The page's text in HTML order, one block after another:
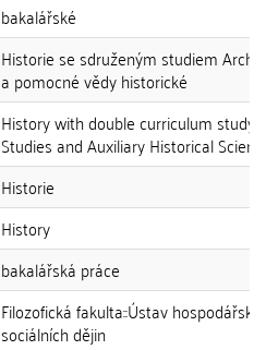
bakalářské
Historie se sdruženým studiem
a pomocné vědy historické
History with double curriculum study
Studies and Auxiliary Historical
Historie
History
bakalářská práce
Filozofická fakulta::Ústav
sociálních dějin